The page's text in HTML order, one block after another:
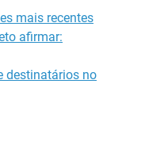
mais recentes
afirmar:
destinatários no